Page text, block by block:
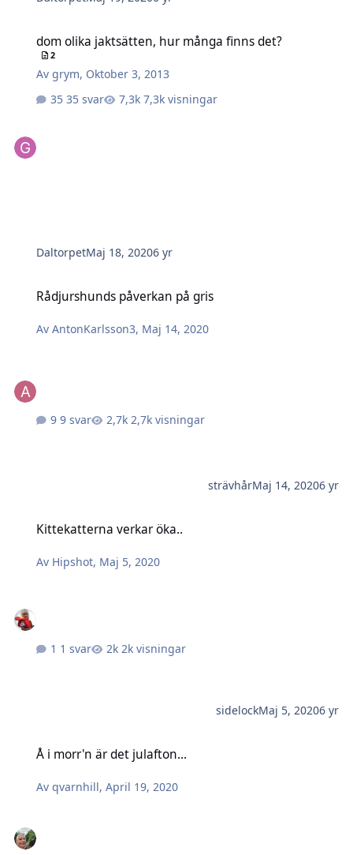
dom olika jaktsätten, hur många finns det?
2
Avgrym, Oktober 3, 2013
35 svar
7,3k visningar
DaltorpetMaj 18, 20206 yr
Rådjurshunds påverkan på gris
AvAntonKarlsson3, Maj 14, 2020
9 svar 2,7k visningar
strävhårMaj 14, 20206 yr
Kittekatterna verkar öka..
Av Hipshot, Maj 5, 2020
1 svar 2k visningar
sidelockMaj 5, 20206 yr
Å i morr'n är det julafton...
Avqvarnhill,April 19, 2020